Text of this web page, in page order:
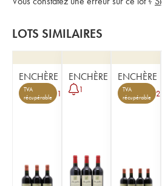
LOTS SIMILAIRES
ENCHÈRE
TVA
récupérable
1
ENCHÈRE
1
ENCHÈRE
TVA
récupérable
2